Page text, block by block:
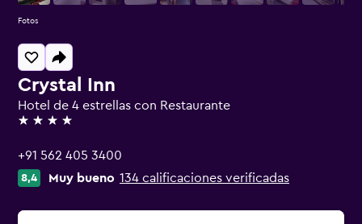
Crystal Inn
Hotel de 4 estrellas con Restaurante
4 estrellas
+91 562 405 3400
8,4 Muy bueno 134 calificaciones verificadas
Fotos